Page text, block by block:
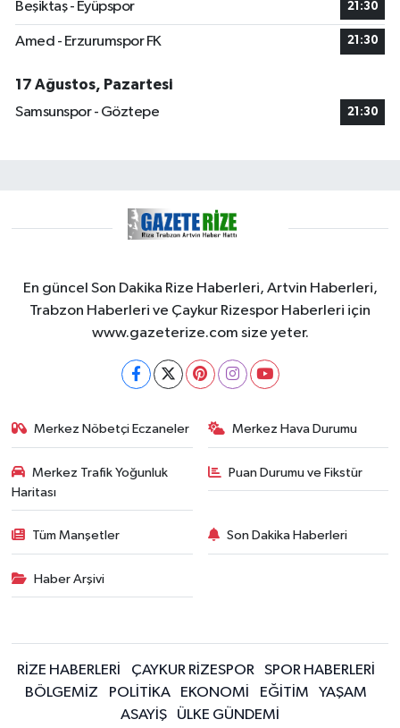
Beşiktaş - Eyüpspor 21:30
Amed - Erzurumspor FK 21:30
17 Ağustos, Pazartesi
Samsunspor - Göztepe
21:30
En güncel Son Dakika Rize Haberleri, Artvin Haberleri,
Trabzon Haberleri ve Çaykur Rizespor Haberleri için
www.gazeterize.com size yeter.
Merkez Nöbetçi Eczaneler Merkez Hava Durumu
Merkez Trafik Yoğunluk
Haritası
Puan Durumu ve Fikstür
Tüm Manşetler Son Dakika Haberleri
Haber Arşivi
RİZE HABERLERİ ÇAYKUR RİZESPOR
SPOR HABERLERİ
BÖLGEMİZ
POLİTİKA EKONOMİ EĞİTİM
YAŞAM
ASAYİŞ
ÜLKE GÜNDEMİ